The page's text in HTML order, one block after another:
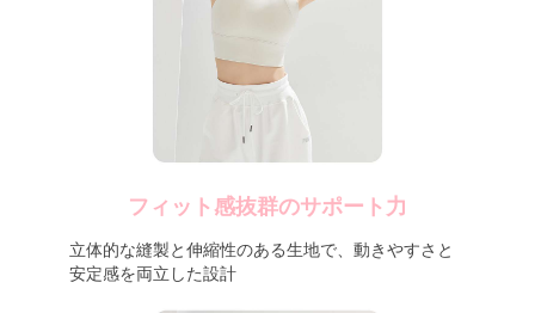
フィット感抜群のサポート力
立体的な縫製と伸縮性のある生地で、動きやすさと
安定感を両立した設計